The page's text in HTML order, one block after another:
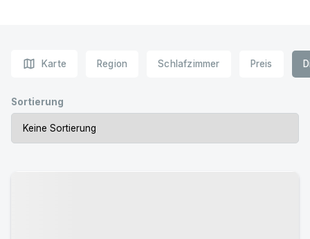
map Karte Region Schlafzimmer Preis
Sortierung